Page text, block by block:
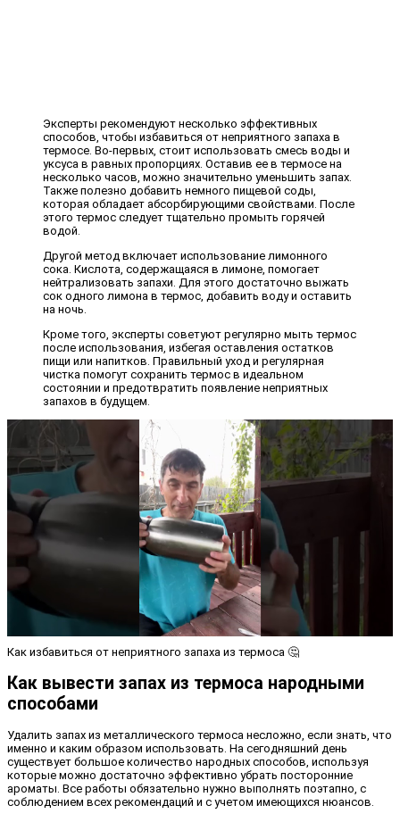
Эксперты рекомендуют несколько эффективных
способов, чтобы избавиться от неприятного запаха в
термосе. Во-первых, стоит использовать смесь воды и
уксуса в равных пропорциях. Оставив ее в термосе на
несколько часов, можно значительно уменьшить запах.
Также полезно добавить немного пищевой соды,
которая обладает абсорбирующими свойствами. После
этого термос следует тщательно промыть горячей
водой.
Другой метод включает использование лимонного
сока. Кислота, содержащаяся в лимоне, помогает
нейтрализовать запахи. Для этого достаточно выжать
сок одного лимона в термос, добавить воду и оставить
на ночь.
Кроме того, эксперты советуют регулярно мыть термос
после использования, избегая оставления остатков
пищи или напитков. Правильный уход и регулярная
чистка помогут сохранить термос в идеальном
состоянии и предотвратить появление неприятных
запахов в будущем.
Как избавиться от неприятного запаха из термоса 🤔
Как вывести запах из термоса народными
способами
Удалить запах из металлического термоса несложно, если знать, что
именно и каким образом использовать. На сегодняшний день
существует большое количество народных способов, используя
которые можно достаточно эффективно убрать посторонние
ароматы. Все работы обязательно нужно выполнять поэтапно, с
соблюдением всех рекомендаций и с учетом имеющихся нюансов.